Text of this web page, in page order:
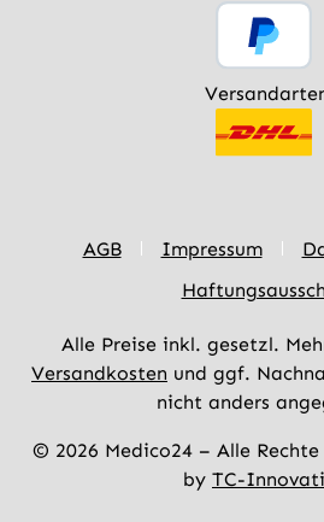
AGB Impressum
Alle Preise inkl. gesetzl.
Versandkosten und ggf.
nicht anders
© 2026 Medico24 – Alle
by TC-